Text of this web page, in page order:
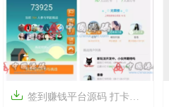
 签到赚钱平台源码 打卡赚